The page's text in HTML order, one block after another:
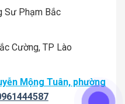
Sư Phạm Bắc
Cường, TP Lào
Mộng Tuân, phường